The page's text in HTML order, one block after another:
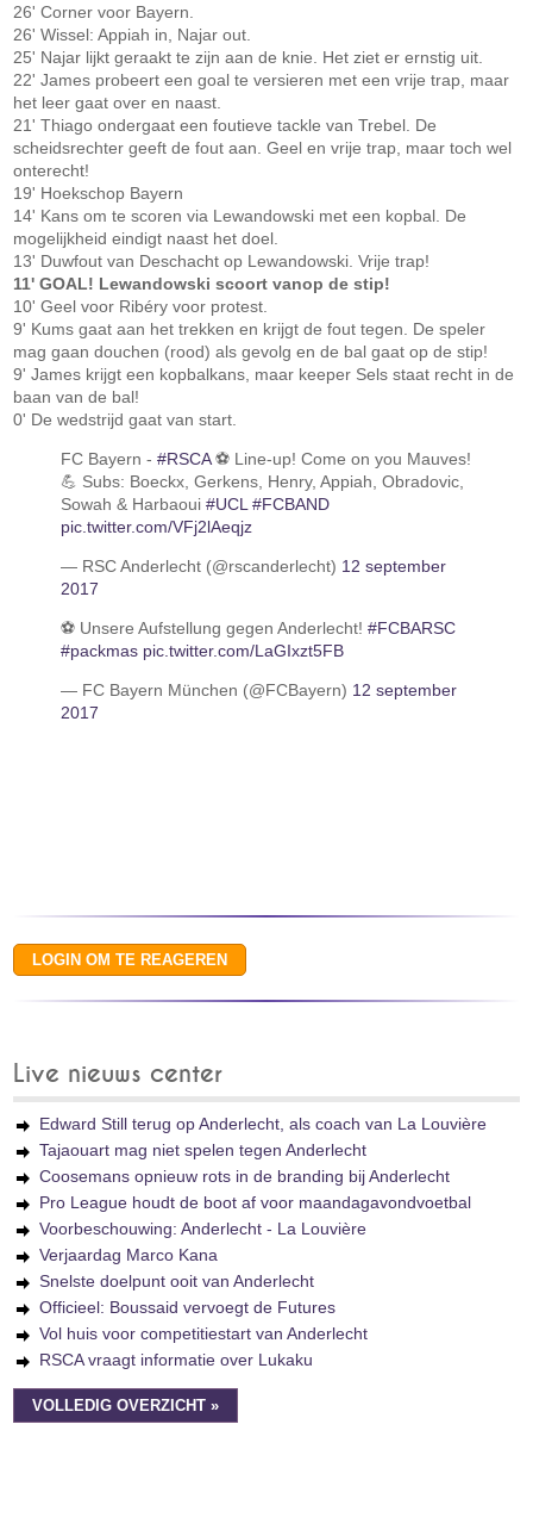
26' Corner voor Bayern.
26' Wissel: Appiah in, Najar out.
25' Najar lijkt geraakt te zijn aan de knie. Het ziet er ernstig uit.
22' James probeert een goal te versieren met een vrije trap, maar
het leer gaat over en naast.
21' Thiago ondergaat een foutieve tackle van Trebel. De
scheidsrechter geeft de fout aan. Geel en vrije trap, maar toch wel
onterecht!
19' Hoekschop Bayern
14' Kans om te scoren via Lewandowski met een kopbal. De
mogelijkheid eindigt naast het doel.
13' Duwfout van Deschacht op Lewandowski. Vrije trap!
11' GOAL! Lewandowski scoort vanop de stip!
10' Geel voor Ribéry voor protest.
9' Kums gaat aan het trekken en krijgt de fout tegen. De speler
mag gaan douchen (rood) als gevolg en de bal gaat op de stip!
9' James krijgt een kopbalkans, maar keeper Sels staat recht in de
baan van de bal!
0' De wedstrijd gaat van start.
FC Bayern -#RSCA⚽️ Line-up! Come on you Mauves!
💪 Subs: Boeckx, Gerkens, Henry, Appiah, Obradovic,
Sowah & Harbaoui#UCL #FCBAND
pic.twitter.com/VFj2lAeqjz
— RSC Anderlecht (@rscanderlecht) 12 september
2017
⚽️ Unsere Aufstellung gegen Anderlecht!#FCBARSC
#packmas pic.twitter.com/LaGIxzt5FB
— FC Bayern München (@FCBayern) 12 september
2017
Live nieuws center
Edward Still terug op Anderlecht, als coach van La Louvière
Tajaouart mag niet spelen tegen Anderlecht
Coosemans opnieuw rots in de branding bij Anderlecht
Pro League houdt de boot af voor maandagavondvoetbal
Voorbeschouwing: Anderlecht - La Louvière
Verjaardag Marco Kana
Snelste doelpunt ooit van Anderlecht
Officieel: Boussaid vervoegt de Futures
Vol huis voor competitiestart van Anderlecht
RSCA vraagt informatie over Lukaku
VOLLEDIG OVERZICHT »